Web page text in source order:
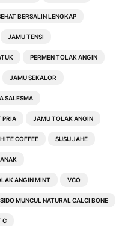
BERSALIN LENGKAP
JAMU TENSI
PERMEN TOLAK ANGIN
JAMU SEKALOR
SALESMA
PRIA JAMU TOLAK ANGIN
COFFEE SUSU JAHE
ANGIN MINT VCO
SIDO MUNCUL NATURAL CALCI BONE
C